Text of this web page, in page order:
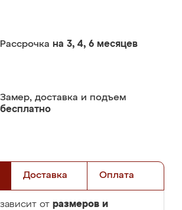
Рассрочка на 3, 4, 6 месяцев
Замер, доставка и подъем
бесплатно
Доставка Оплата
от размеров и